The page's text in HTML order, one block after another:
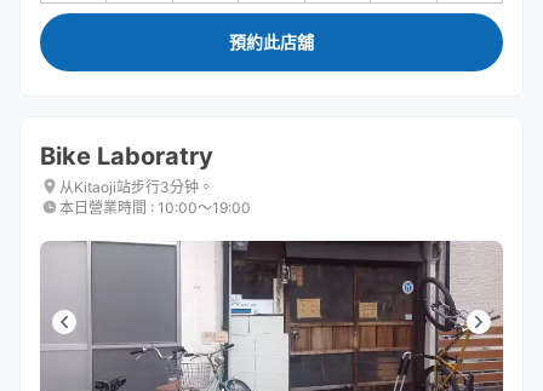
預約此店舖
Bike Laboratry
从Kitaoji站步行3分钟。
本日營業時間 : 10:00〜19:00